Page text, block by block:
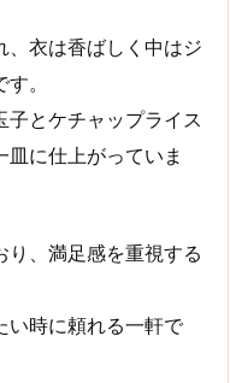
、衣は香ばしく中はジ
。
子とケチャップライス
に仕上がっていま
り、満足感を重視する
い時に頼れる一軒で